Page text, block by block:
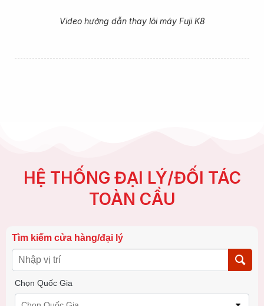
Video hướng dẫn thay lõi máy Fuji K8
HỆ THỐNG ĐẠI LÝ/ĐỐI TÁC
TOÀN CẦU
Tìm kiếm cửa hàng/đại lý
Chọn Quốc Gia